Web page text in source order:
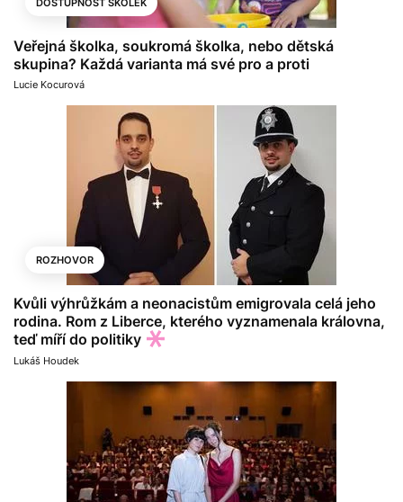
Veřejná školka, soukromá školka, nebo dětská
skupina? Každá varianta má své pro a proti
Lucie Kocurová
ROZHOVOR
Kvůli výhrůžkám a neonacistům emigrovala celá jeho
rodina. Rom z Liberce, kterého vyznamenala královna,
teď míří do politiky
Lukáš Houdek